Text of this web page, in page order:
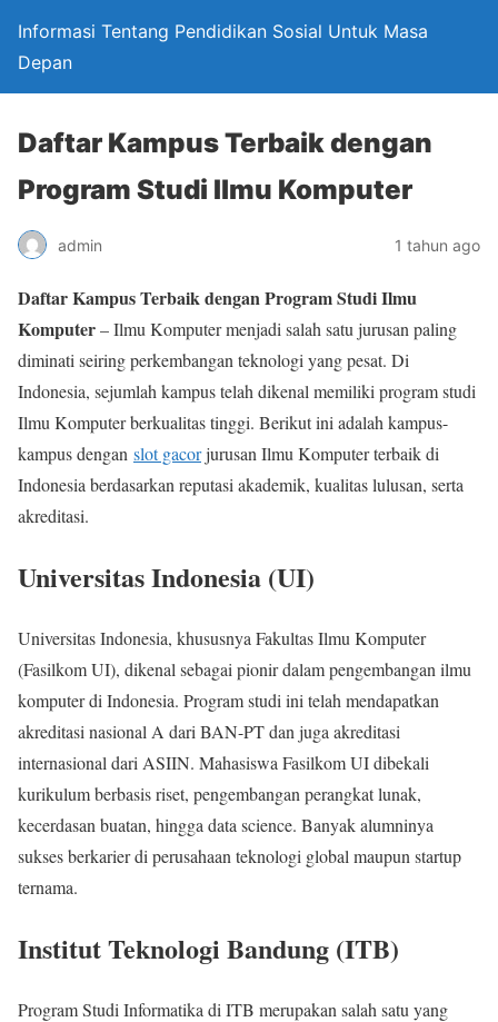
Informasi Tentang Pendidikan Sosial Untuk Masa
Depan
Daftar Kampus Terbaik dengan
Program Studi Ilmu Komputer
admin 1 tahun ago
Daftar Kampus Terbaik dengan Program Studi Ilmu
Komputer– Ilmu Komputer menjadi salah satu jurusan paling
diminati seiring perkembangan teknologi yang pesat. Di
Indonesia, sejumlah kampus telah dikenal memiliki program studi
Ilmu Komputer berkualitas tinggi. Berikut ini adalah kampus-
kampus dengan slot gacorjurusan Ilmu Komputer terbaik di
Indonesia berdasarkan reputasi akademik, kualitas lulusan, serta
akreditasi.
Universitas Indonesia (UI)
Universitas Indonesia, khususnya Fakultas Ilmu Komputer
(Fasilkom UI), dikenal sebagai pionir dalam pengembangan ilmu
komputer di Indonesia. Program studi ini telah mendapatkan
akreditasi nasional A dari BAN-PT dan juga akreditasi
internasional dari ASIIN. Mahasiswa Fasilkom UI dibekali
kurikulum berbasis riset, pengembangan perangkat lunak,
kecerdasan buatan, hingga data science. Banyak alumninya
sukses berkarier di perusahaan teknologi global maupun startup
ternama.
Institut Teknologi Bandung (ITB)
Program Studi Informatika di ITB merupakan salah satu yang